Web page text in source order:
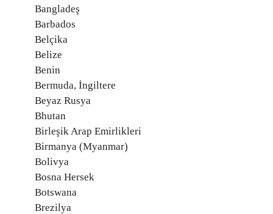
Bangladeş
Barbados
Belçika
Belize
Benin
Bermuda, İngiltere
Beyaz Rusya
Bhutan
Birleşik Arap Emirlikleri
Birmanya (Myanmar)
Bolivya
Bosna Hersek
Botswana
Brezilya